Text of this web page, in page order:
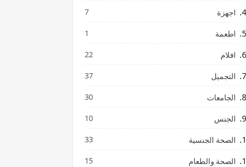
اجهزة 7
اطعمة 1
افلام 22
التجميل 37
الجامعات 30
الجنس 10
الصحة الجنسية 33
الصحة والطعام 15